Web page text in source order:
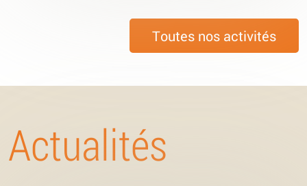
Toutes nos activités
Actualités